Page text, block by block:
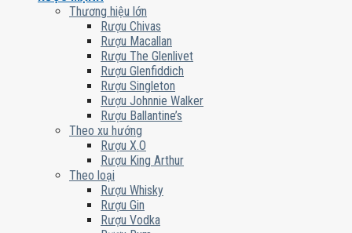
Thương hiệu lớn
Rượu Chivas
Rượu Macallan
Rượu The Glenlivet
Rượu Glenfiddich
Rượu Singleton
Rượu Johnnie Walker
Rượu Ballantine’s
Theo xu hướng
Rượu X.O
Rượu King Arthur
Theo loại
Rượu Whisky
Rượu Gin
Rượu Vodka